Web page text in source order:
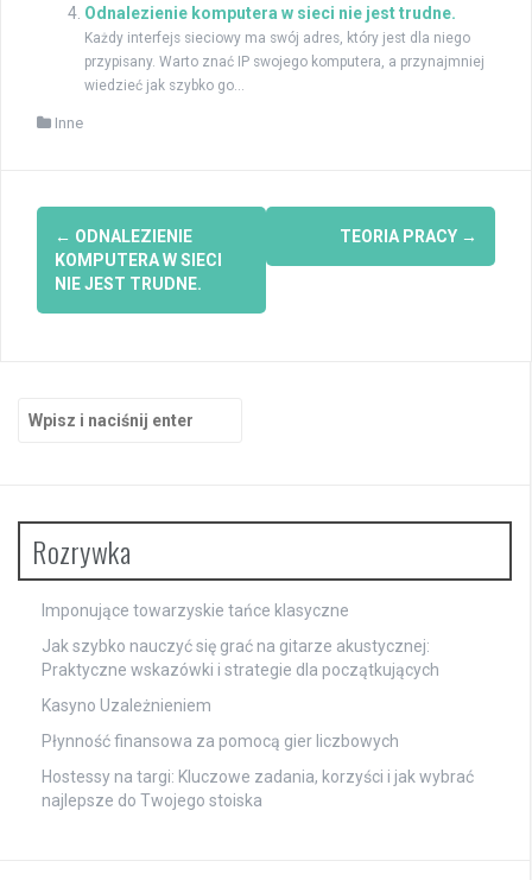
Odnalezienie komputera w sieci nie jest trudne.
Każdy interfejs sieciowy ma swój adres, który jest dla niego
przypisany. Warto znać IP swojego komputera, a przynajmniej
wiedzieć jak szybko go...
Inne
Zobacz
wpisy
← ODNALEZIENIE
KOMPUTERA W SIECI
NIE JEST TRUDNE.
TEORIA PRACY →
Rozrywka
Imponujące towarzyskie tańce klasyczne
Jak szybko nauczyć się grać na gitarze akustycznej:
Praktyczne wskazówki i strategie dla początkujących
Kasyno Uzależnieniem
Płynność finansowa za pomocą gier liczbowych
Hostessy na targi: Kluczowe zadania, korzyści i jak wybrać
najlepsze do Twojego stoiska